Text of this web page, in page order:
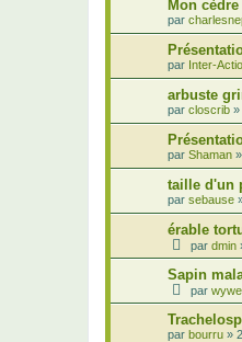
Mon
par
par Inter-
arbuste
par closcrib »
par Shaman »
taille d'un
par sebause
érable
par dmin
Sapin
par
par bourru »